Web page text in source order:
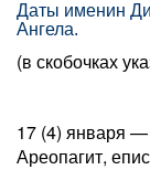
Даты именин
Ангела.
(в скобочках
17 (4) января
Ареопагит,